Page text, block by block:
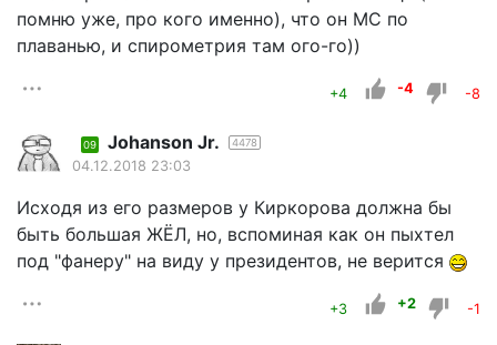
помню уже, про кого именно), что он МС по
плаванью, и спирометрия там ого-го))
+4 -4 -8
09 Johanson Jr. 4478
04.12.2018 23:03
Исходя из его размеров у Киркорова должна бы
быть большая ЖЁЛ, но, вспоминая как он пыхтел
под "фанеру" на виду у президентов, не верится
+3 +2 -1